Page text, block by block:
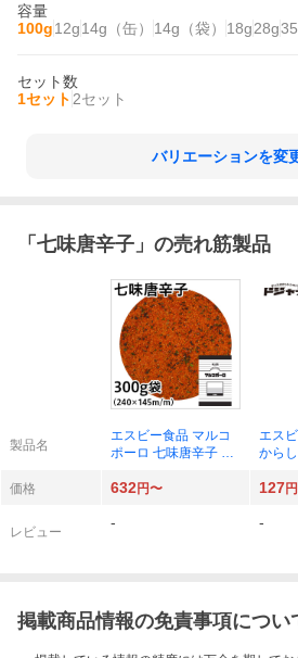
容量
100g12g14g（缶） 14g（袋） 18g28g
セット数
1セット 2セット
バリエーションを変
「 七味唐辛子 」の売れ筋製品
製品名
エスビー食品 マルコ
ポーロ 七味唐辛子 30
エス
から
価格 632円〜 127
レビュー
- -
掲載商品情報の免責事項につい